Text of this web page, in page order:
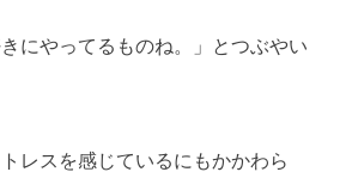
にやってるものね。」とつぶやい
レスを感じているにもかかわら